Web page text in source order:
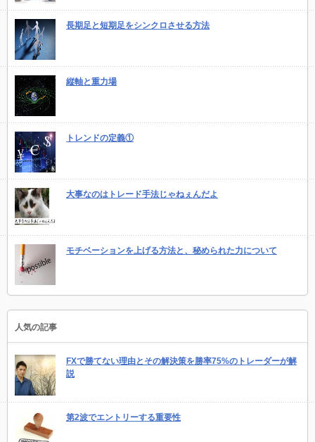
長期足と短期足をシンクロさせる方法
縦軸と重力場
トレンドの定義①
大事なのはトレード手法じゃねぇんだよ
モチベーションを上げる方法と、秘められた力について
人気の記事
FXで勝てない理由とその解決策を勝率75%のトレーダーが解
説
第2波でエントリーする重要性